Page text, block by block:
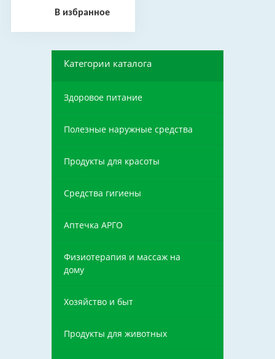
В избранное
Категории каталога
Здоровое питание
Полезные наружные средства
Продукты для красоты
Средства гигиены
Аптечка АРГО
Физиотерапия и массаж на
дому
Хозяйство и быт
Продукты для животных